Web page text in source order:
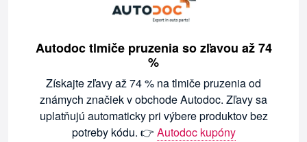
Autodoc tlmiče pruzenia so zľavou až 74
%
Získajte zľavy až 74 % na tlmiče pruzenia od
známych značiek v obchode Autodoc. Zľavy sa
uplatňujú automaticky pri výbere produktov bez
potreby kódu. 👉 Autodoc kupóny